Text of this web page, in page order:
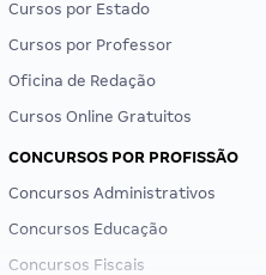
Cursos por Estado
Cursos por Professor
Oficina de Redação
Cursos Online Gratuitos
CONCURSOS POR PROFISSÃO
Concursos Administrativos
Concursos Educação
Concursos Fiscais